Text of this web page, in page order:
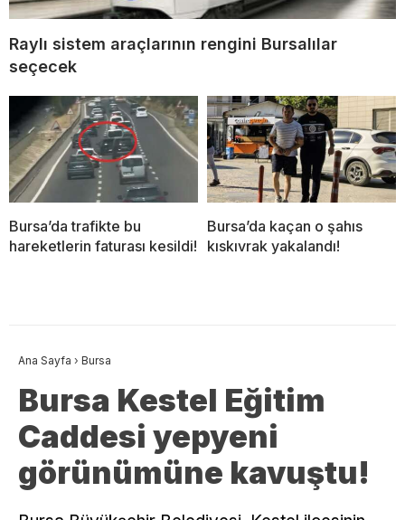
Raylı sistem araçlarının rengini Bursalılar
seçecek
Bursa’da trafikte bu
hareketlerin faturası kesildi!
Bursa’da kaçan o şahıs
kıskıvrak yakalandı!
Ana Sayfa › Bursa
Bursa Kestel Eğitim
Caddesi yepyeni
görünümüne kavuştu!